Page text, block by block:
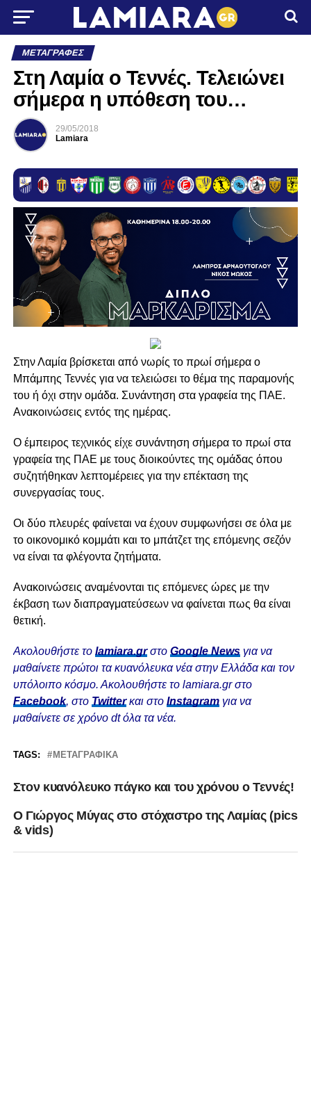
ΜΕΤΑΓΡΑΦΈΣ
Στη Λαμία ο Τεννές. Τελειώνει
σήμερα η υπόθεση του…
29/05/2018
Lamiara
Στην Λαμία βρίσκεται από νωρίς το πρωί σήμερα ο
Μπάμπης Τεννές για να τελειώσει το θέμα της παραμονής
του ή όχι στην ομάδα. Συνάντηση στα γραφεία της ΠΑΕ.
Ανακοινώσεις εντός της ημέρας.
Ο έμπειρος τεχνικός είχε συνάντηση σήμερα το πρωί στα
γραφεία της ΠΑΕ με τους διοικούντες της ομάδας όπου
συζητήθηκαν λεπτομέρειες για την επέκταση της
συνεργασίας τους.
Οι δύο πλευρές φαίνεται να έχουν συμφωνήσει σε όλα με
το οικονομικό κομμάτι και το μπάτζετ της επόμενης σεζόν
να είναι τα φλέγοντα ζητήματα.
Ανακοινώσεις αναμένονται τις επόμενες ώρες με την
έκβαση των διαπραγματεύσεων να φαίνεται πως θα είναι
θετική.
Ακολουθήστε το lamiara.grστο Google Newsγια να
μαθαίνετε πρώτοι τα κυανόλευκα νέα στην Ελλάδα και τον
υπόλοιπο κόσμο. Ακολουθήστε το lamiara.gr στο
Facebook, στο Twitterκαι στο Instagram για να
μαθαίνετε σε χρόνο dt όλα τα νέα.
TAGS: ΜΕΤΑΓΡΑΦΙΚΆ
Στον κυανόλευκο πάγκο και του χρόνου ο Τεννές!
Ο Γιώργος Μύγας στο στόχαστρο της Λαμίας (pics
& vids)